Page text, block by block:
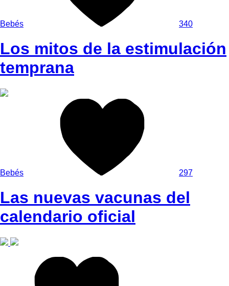
Bebés 340
Los mitos de la estimulación
temprana
Bebés 297
Las nuevas vacunas del
calendario oficial